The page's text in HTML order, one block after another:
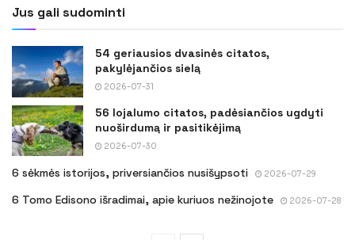
Jus gali sudominti
54 geriausios dvasinės citatos,
pakylėjančios sielą
2026-07-31
56 lojalumo citatos, padėsiančios ugdyti
nuoširdumą ir pasitikėjimą
2026-07-30
6 sėkmės istorijos, priversiančios nusišypsoti 2026-07-29
6 Tomo Edisono išradimai, apie kuriuos nežinojote 2026-07-28